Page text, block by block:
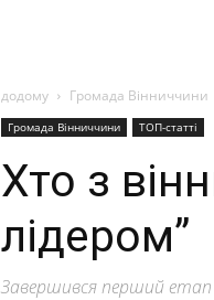
додому Громада Вінниччини
Громада Вінниччини ТОП-статті
Хто з
лідером”
Завершився перший етап